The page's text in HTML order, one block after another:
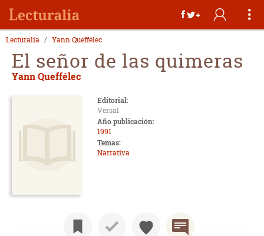
Lecturalia Yann Queffélec
El señor de las quimeras
Yann Queffélec
Editorial:
Versal
Año publicación:
1991
Temas:
Narrativa